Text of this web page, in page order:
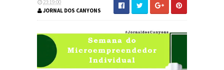
23:19:00
JORNAL DOS CANYONS